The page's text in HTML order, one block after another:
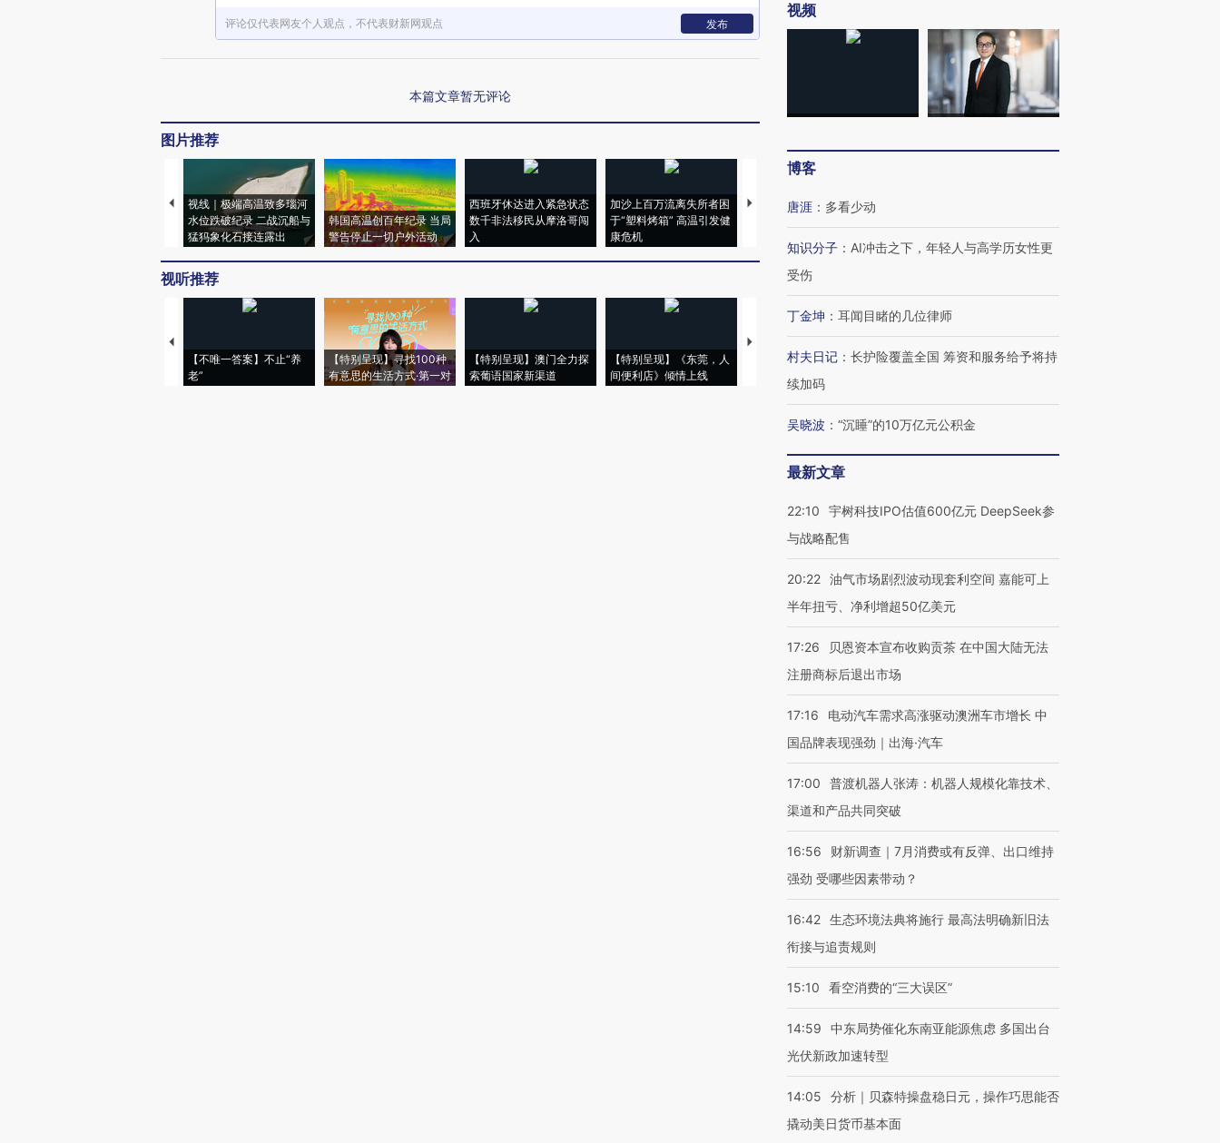
评论仅代表网友个人观点，不代表财新网观点 发布
本篇文章暂无评论
图片推荐
视线｜极端高温致多瑙河
水位跌破纪录 二战沉船与
猛犸象化石接连露出
韩国高温创百年纪录 当局
警告停止一切户外活动
西班牙休达进入紧急状态
数千非法移民从摩洛哥闯
入
加沙上百万流离失所者困
于“塑料烤箱” 高温引发健
康危机
视线｜HYROX的吸金
视听推荐
【不唯一答案】不止“养
老”
【特别呈现】寻找100种
有意思的生活方式·第一对
【特别呈现】澳门全力探
索葡语国家新渠道
【特别呈现】《东莞，人
间便利店》倾情上线
【推广】走进第四届链博
会，让数智科技“链”接产
【特别呈现】寻找100种
CFO：不靠规模取胜，华
视频
博客
唐涯 ： 多看少动
知识分子 ： AI冲击之下，年轻人与高学历女性更
受伤
丁金坤 ： 耳闻目睹的几位律师
村夫日记 ： 长护险覆盖全国 筹资和服务给予将持
续加码
吴晓波 ： “沉睡”的10万亿元公积金
最新文章
22:10
宇树科技IPO估值600亿元 DeepSeek参
与战略配售
20:22 油气市场剧烈波动现套利空间 嘉能可上
半年扭亏、净利增超50亿美元
17:26
贝恩资本宣布收购贡茶 在中国大陆无法
注册商标后退出市场
17:16
电动汽车需求高涨驱动澳洲车市增长 中
国品牌表现强劲｜出海·汽车
17:00
普渡机器人张涛：机器人规模化靠技术、
渠道和产品共同突破
16:56
财新调查｜7月消费或有反弹、出口维持
强劲 受哪些因素带动？
16:42 生态环境法典将施行 最高法明确新旧法
衔接与追责规则
15:10 看空消费的“三大误区”
14:59
中东局势催化东南亚能源焦虑 多国出台
光伏新政加速转型
14:05
分析｜贝森特操盘稳日元，操作巧思能否
撬动美日货币基本面